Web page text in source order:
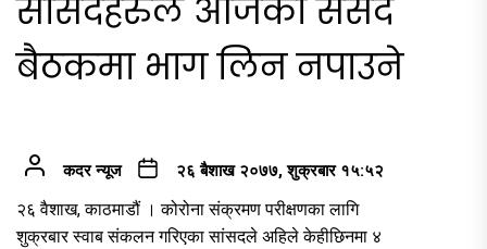
सांसदहरुले आजको संसद
बैठकमा भाग लिन नपाउने
कदर न्यूज २६ बैशाख २०७७, शुक्रबार १५:५२
२६ वैशाख, काठमाडौं । कोरोना संक्रमण परीक्षणका लागि
शुक्रबार स्वाब संकलन गरिएका सांसदले अहिले केहीछिनमा ४